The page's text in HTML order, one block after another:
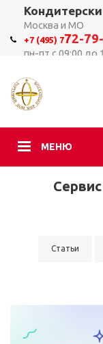
Москва и МО
+7 (495) 772-
пн-пт с 09:00 до
МЕНЮ
Статьи